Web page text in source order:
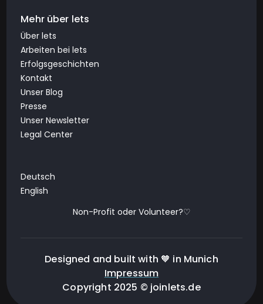
Mehr über lets
Über lets
Arbeiten bei lets
Erfolgsgeschichten
Kontakt
Unser Blog
Presse
Unser Newsletter
Legal Center
Deutsch
English
Non-Profit oder Volunteer?♡
Designed and built with 🧡 in Munich
Impressum
Copyright 2025 © joinlets.de